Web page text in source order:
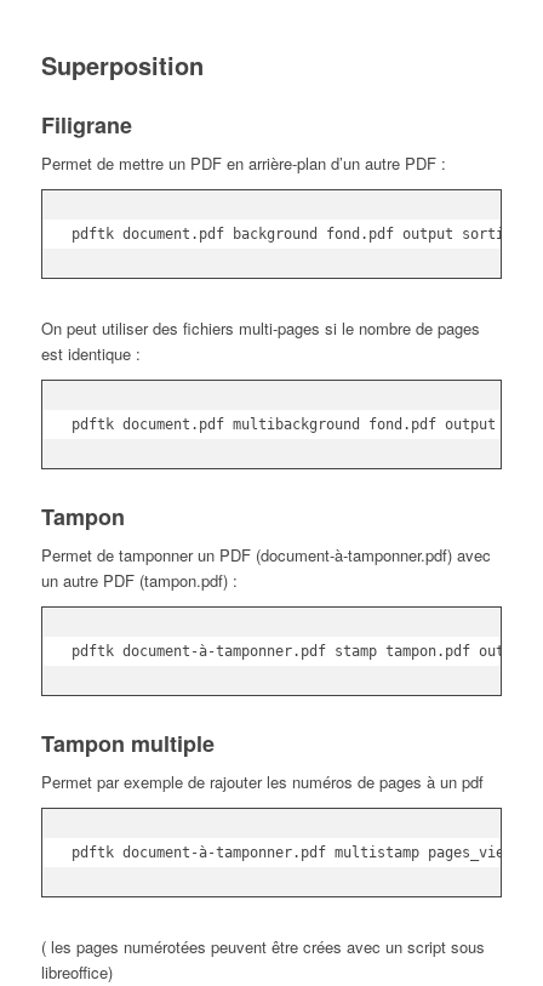
Superposition
Filigrane
Permet de mettre un PDF en arrière-plan d’un autre PDF :
pdftk document.pdf background fond.pdf output
On peut utiliser des fichiers multi-pages si le nombre de pages
est identique :
pdftk document.pdf multibackground fond.pdf output
Tampon
Permet de tamponner un PDF (document-à-tamponner.pdf) avec
un autre PDF (tampon.pdf) :
pdftk document-à-tamponner.pdf stamp tampon.pdf output
Tampon multiple
Permet par exemple de rajouter les numéros de pages à un pdf
pdftk document-à-tamponner.pdf multistamp
( les pages numérotées peuvent être crées avec un script sous
libreoffice)